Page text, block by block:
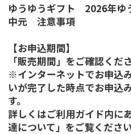
ゆうゆうギフト 2026年ゆ
中元 注意事項
【お申込期間】
「販売期間」をご確認くだ
※インターネットでお申込
いが完了した時点でお申込
す。
詳しくはご利用ガイド内に
達について」をご覧ください